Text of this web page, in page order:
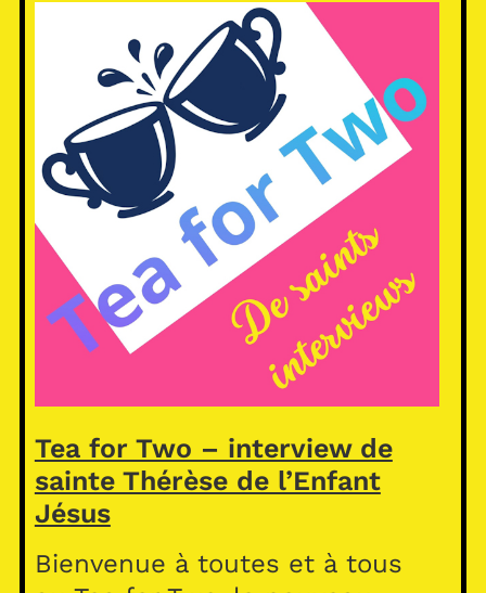
Tea for Two – interview de
sainte Thérèse de l’Enfant
Jésus
Bienvenue à toutes et à tous